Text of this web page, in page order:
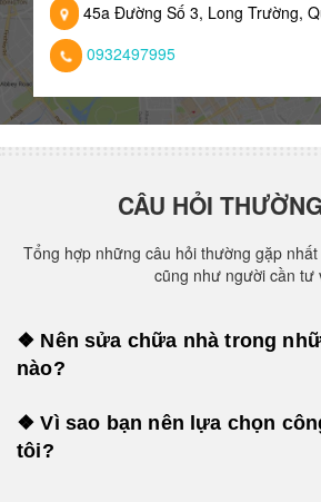
45a Đường Số 3, Long Trường,
0932497995
CÂU HỎI
Tổng hợp những câu hỏi thường gặp
cũng như người cần tư
❖ Nên sửa chữa nhà trong
nào?
❖ Vì sao bạn nên lựa chọn
tôi?